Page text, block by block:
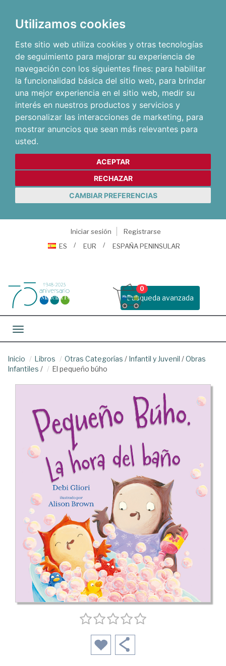
Utilizamos cookies
Este sitio web utiliza cookies y otras tecnologías
de seguimiento para mejorar su experiencia de
navegación con los siguientes fines: para habilitar
la funcionalidad básica del sitio web, para brindar
una mejor experiencia en el sitio web, medir su
interés en nuestros productos y servicios y
personalizar las interacciones de marketing, para
mostrar anuncios que sean más relevantes para
usted.
ACEPTAR
RECHAZAR
CAMBIAR PREFERENCIAS
Iniciar sesión
Registrarse
ES
EUR ESPAÑA PENINSULAR
Busqueda avanzada
0
Toggle navigation
Inicio Libros Otras Categorías / Infantil y Juvenil /Obras
Infantiles / El pequeño búho